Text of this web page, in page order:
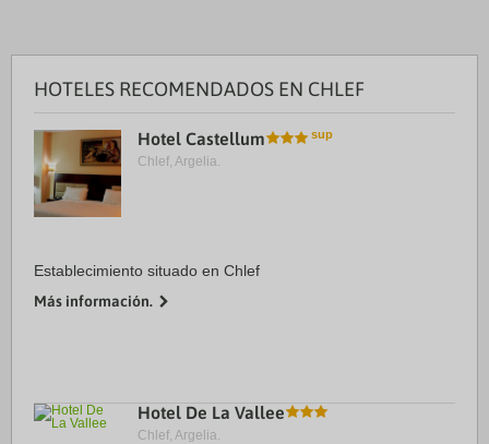
HOTELES RECOMENDADOS EN CHLEF
Hotel Castellum
Chlef, Argelia.
Establecimiento situado en Chlef
Más información.
Hotel De La Vallee
Chlef, Argelia.